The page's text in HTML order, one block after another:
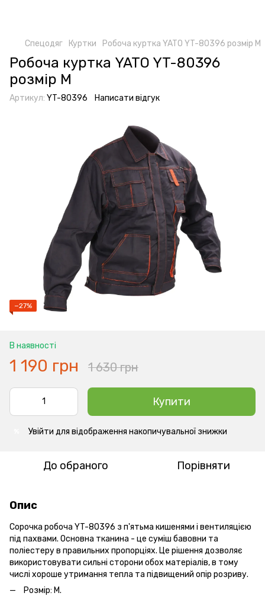
Спецодяг Куртки Робоча куртка YATO YT-80396 розмір M
Робоча куртка YATO YT-80396
розмір M
Артикул: YT-80396 Написати відгук
−27%
В наявності
1 190 грн 1 630 грн
Купити
Увійти для відображення накопичувальної знижки
До обраного Порівняти
Опис
Сорочка робоча YT-80396 з п'ятьма кишенями і вентиляцією
під пахвами. Основна тканина - це суміш бавовни та
поліестеру в правильних пропорціях. Це рішення дозволяє
використовувати сильні сторони обох матеріалів, в тому
числі хороше утримання тепла та підвищений опір розриву.
Розмір: M.